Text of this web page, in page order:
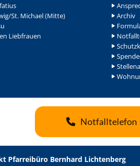
St. Michael (Mitte)
Liebfrauen
Archiv
Notfalltelefon
Pfarreibüro Bernhard Lichtenberg